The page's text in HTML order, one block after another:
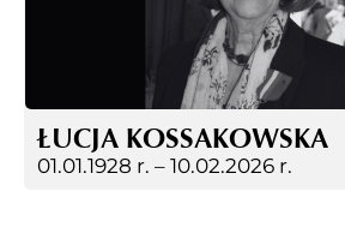
ŁUCJA KOSSAKOWSKA
01.01.1928 r. – 10.02.2026 r.